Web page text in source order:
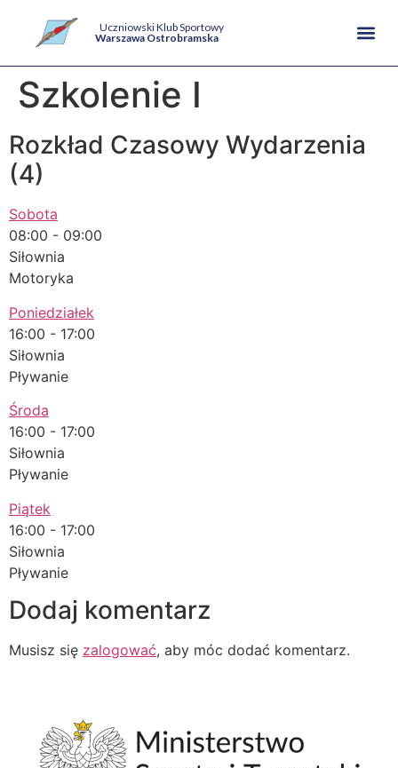
Uczniowski Klub Sportowy
Warszawa Ostrobramska
Szkolenie I
Rozkład Czasowy Wydarzenia
(4)
Sobota
08:00 - 09:00
Siłownia
Motoryka
Poniedziałek
16:00 - 17:00
Siłownia
Pływanie
Środa
16:00 - 17:00
Siłownia
Pływanie
Piątek
16:00 - 17:00
Siłownia
Pływanie
Dodaj komentarz
Musisz się zalogować, aby móc dodać komentarz.